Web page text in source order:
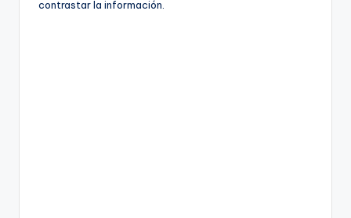
contrastar la información.